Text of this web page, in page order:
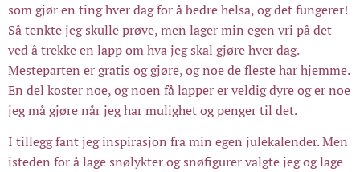
som gjør en ting hver dag for å bedre helsa, og det fungerer!
Så tenkte jeg skulle prøve, men lager min egen vri på det
ved å trekke en lapp om hva jeg skal gjøre hver dag.
Mesteparten er gratis og gjøre, og noe de fleste har hjemme.
En del koster noe, og noen få lapper er veldig dyre og er noe
jeg må gjøre når jeg har mulighet og penger til det.
I tillegg fant jeg inspirasjon fra min egen julekalender. Men
isteden for å lage snølykter og snøfigurer valgte jeg og lage